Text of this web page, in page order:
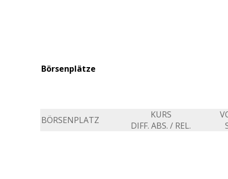
Börsenplätze
BÖRSENPLATZ
KURS
DIFF. ABS. / REL.